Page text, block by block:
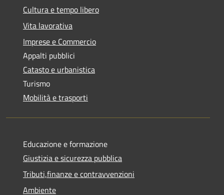
Cultura e tempo libero
Vita lavorativa
Imprese e Commercio
Appalti pubblici
Catasto e urbanistica
Turismo
Mobilità e trasporti
Educazione e formazione
Giustizia e sicurezza pubblica
Tributi,finanze e contravvenzioni
Ambiente